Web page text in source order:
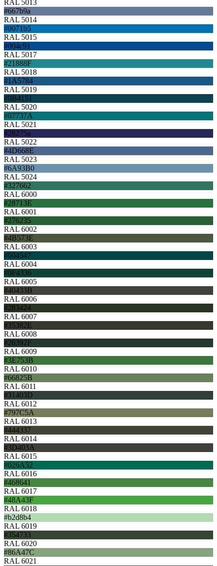
RAL 5013
#667b9a
RAL 5014
#0071b5
RAL 5015
#004c91
RAL 5017
#21888F
RAL 5018
#1A5784
RAL 5019
#0B4151
RAL 5020
#07737A
RAL 5021
#28275a
RAL 5022
#4D668E
RAL 5023
#6A93B0
RAL 5024
#327662
RAL 6000
#28713E
RAL 6001
#276235
RAL 6002
#4B573E
RAL 6003
#004547
RAL 6004
#0F4336
RAL 6005
#40433B
RAL 6006
#283424
RAL 6007
#35382E
RAL 6008
#26392F
RAL 6009
#3E753B
RAL 6010
#66825B
RAL 6011
#31403D
RAL 6012
#797C5A
RAL 6013
#444337
RAL 6014
#3D403A
RAL 6015
#026A52
RAL 6016
#468641
RAL 6017
#48A43F
RAL 6018
#b2d8b4
RAL 6019
#354733
RAL 6020
#86A47C
RAL 6021